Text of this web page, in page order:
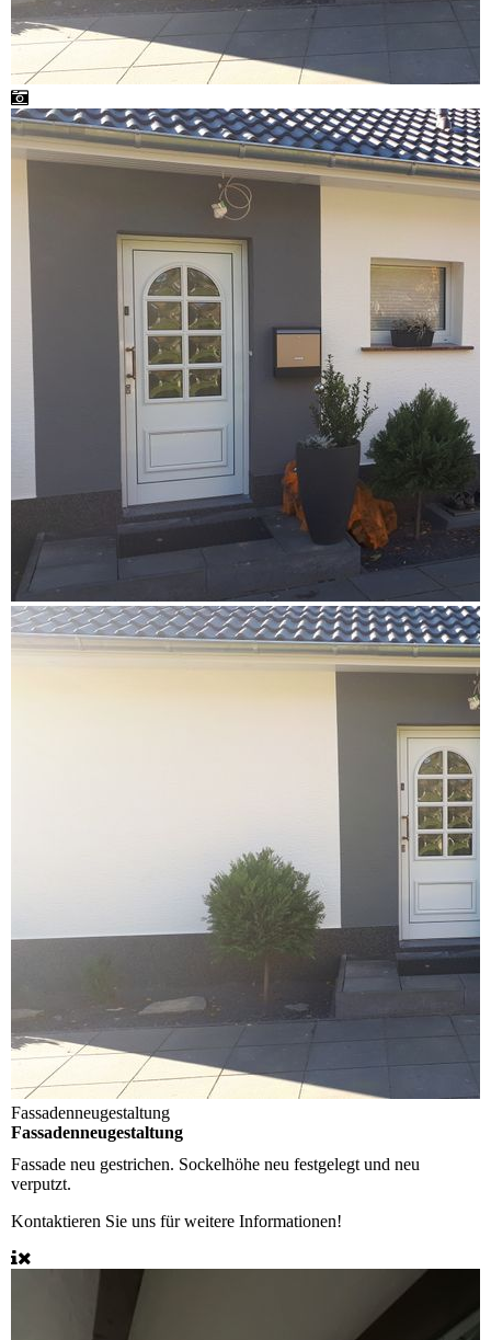
Fassadenneugestaltung
Fassadenneugestaltung
Fassade neu gestrichen. Sockelhöhe neu festgelegt und neu
verputzt.
Kontaktieren Sie uns für weitere Informationen!